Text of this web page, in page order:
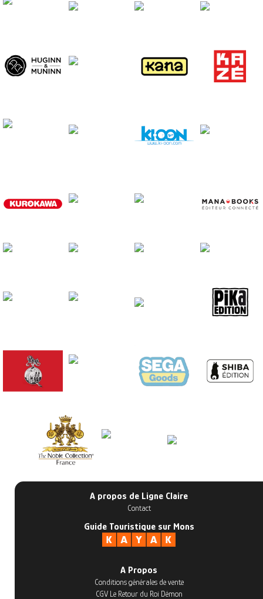
A propos de Ligne Claire
Contact
Guide Touristique sur Mons
A Propos
Conditions générales de vente
CGV Le Retour du Roi Démon